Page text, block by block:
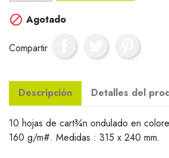
 Agotado
Compartir
Descripción Detalles del
10 hojas de cart¾n ondulado en
160 g/m#. Medidas : 315 x 240 mm.